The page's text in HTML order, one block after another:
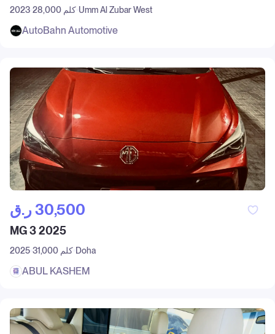
2023 28,000 كلم Umm Al Zubar West
AutoBahn Automotive
ر.ق‎ 30,500
MG 3 2025
2025 31,000 كلم Doha
ABUL KASHEM